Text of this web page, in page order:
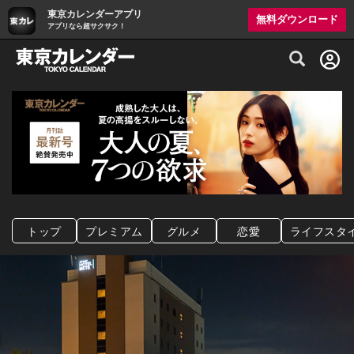
東京カレンダーアプリ
アプリなら超サクサク！
無料ダウンロード
グルメ情報・プレミアムレストラン予約
トップ プレミアム グルメ 恋愛 ライフスタ